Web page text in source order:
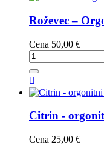
Roževec –
Cena 50,00 €

Citrin -
Cena 25,00 €